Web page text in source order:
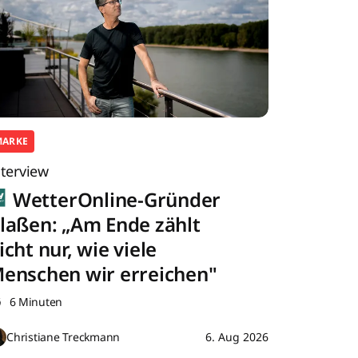
WetterOnline-Gründer
„Am Ende zählt
nur, wie viele
wir erreichen"
6 Minuten
Christiane Treckmann 6. Aug 2026